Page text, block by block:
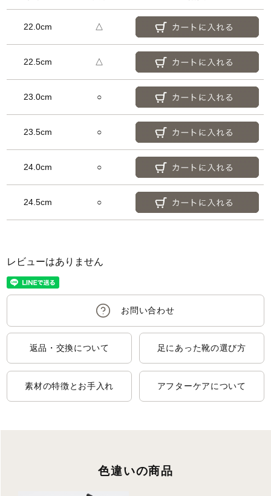
22.0cm △
22.5cm △
23.0cm ○
23.5cm ○
24.0cm ○
24.5cm ○
レビューはありません
返品・交換について 足にあった靴の選び方
素材の特徴とお手入れ アフターケアについて
色違いの商品